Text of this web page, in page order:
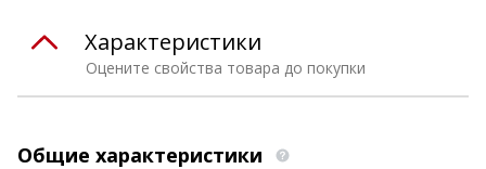
Оцените свойства товара до покупки
Характеристики
Общие характеристики